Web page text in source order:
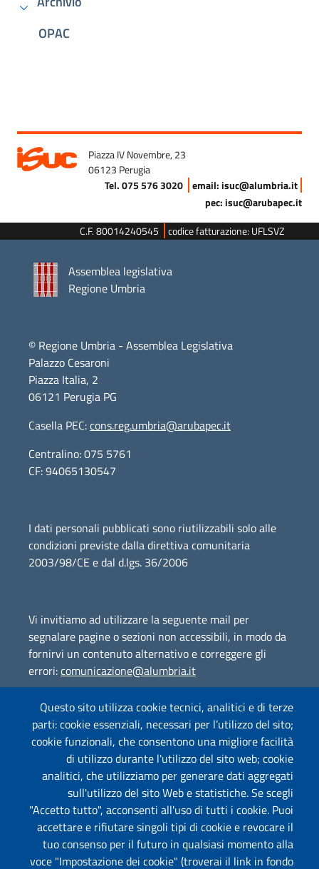
OPAC
Piazza IV Novembre, 23
06123 Perugia
Tel. 075 576 3020
email: isuc@alumbria.it
pec: isuc@arubapec.it
C.F. 80014240545
codice fatturazione: UFLSVZ
Assemblea legislativa
Regione Umbria
© Regione Umbria - Assemblea Legislativa
Palazzo Cesaroni
Piazza Italia, 2
06121 Perugia PG
Casella PEC:cons.reg.umbria@arubapec.it
Centralino: 075 5761
CF: 94065130547
I dati personali pubblicati sono riutilizzabili solo alle
condizioni previste dalla direttiva comunitaria
2003/98/CE e dal d.lgs. 36/2006
Vi invitiamo ad utilizzare la seguente mail per
segnalare pagine o sezioni non accessibili, in modo da
fornirvi un contenuto alternativo e correggere gli
errori:comunicazione@alumbria.it
Amministrazione Trasparente
Segnalazione Illeciti(whistleblowing)
Albo on-line
Useful links section
Questo sito utilizza cookie tecnici, analitici e di terze
parti: cookie essenziali, necessari per l’utilizzo del sito;
cookie funzionali, che consentono una migliore facilità
di utilizzo durante l'utilizzo del sito web; cookie
analitici, che utilizziamo per generare dati aggregati
sull'utilizzo del sito Web e statistiche. Se scegli
"Accetto tutto", acconsenti all'uso di tutti i cookie. Puoi
accettare e rifiutare singoli tipi di cookie e revocare il
tuo consenso per il futuro in qualsiasi momento alla
voce "Impostazione dei cookie" (troverai il link in fondo